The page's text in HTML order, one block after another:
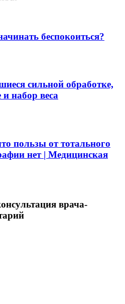
беспокоиться?
сильной обработке,
набор веса
пользы от тотального
нет | Медицинская
врача-